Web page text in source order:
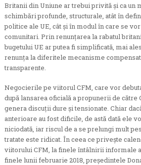
Britanii din Uniune ar trebui privită și ca un
schimbări profunde, structurale, atât în
politice ale UE, cât și în modul în care se
comunitari. Prin renunțarea la rabatul
bugetului UE ar putea fi simplificată, mai
renunța la diferitele mecanisme
transparente.
Negocierile pe viitorul CFM, care vor
după lansarea oficială a propunerii de către
genera discuții dure și tensionate. Chiar
anterioare au fost dificile, de astă dată ele
niciodată, iar riscul de a se prelungi mult
tratate este ridicat. În ceea ce privește
viitorului CFM, la finele întâlnirii informale
finele lunii februarie 2018, președintele